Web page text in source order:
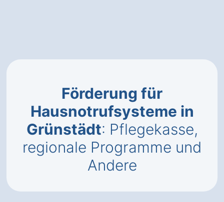
Förderung für
Hausnotrufsysteme in
Grünstädt: Pflegekasse,
regionale Programme und
Andere